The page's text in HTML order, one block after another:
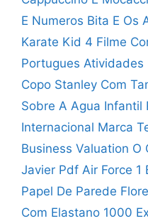
E Numeros Bita E Os
Karate Kid 4 Filme
Portugues Atividades
Copo Stanley Com
Sobre A Agua Infantil
Internacional Marca
Business Valuation O
Javier Pdf Air Force 1
Papel De Parede
Com Elastano 1000